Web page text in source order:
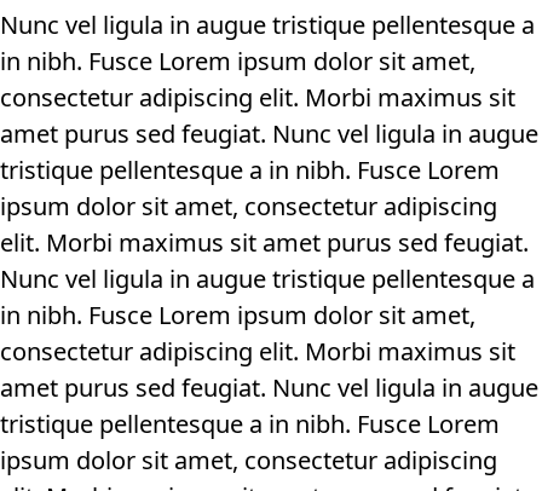
Nunc vel ligula in augue tristique pellentesque a
in nibh. Fusce Lorem ipsum dolor sit amet,
consectetur adipiscing elit. Morbi maximus sit
amet purus sed feugiat. Nunc vel ligula in augue
tristique pellentesque a in nibh. Fusce Lorem
ipsum dolor sit amet, consectetur adipiscing
elit. Morbi maximus sit amet purus sed feugiat.
Nunc vel ligula in augue tristique pellentesque a
in nibh. Fusce Lorem ipsum dolor sit amet,
consectetur adipiscing elit. Morbi maximus sit
amet purus sed feugiat. Nunc vel ligula in augue
tristique pellentesque a in nibh. Fusce Lorem
ipsum dolor sit amet, consectetur adipiscing